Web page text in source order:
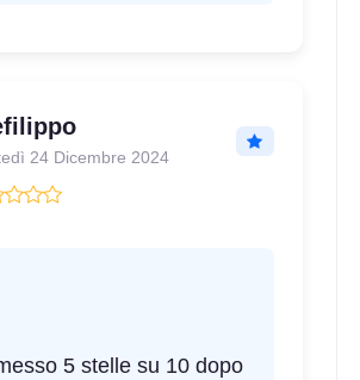
24 Dicembre 2024
5 stelle su 10 dopo